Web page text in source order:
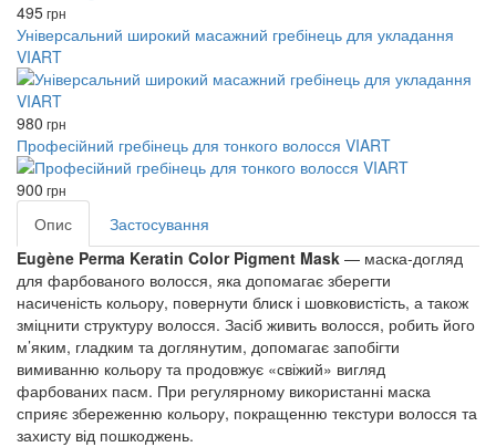
495грн
Універсальний широкий масажний гребінець для укладання
VIART
980 грн
Професійний гребінець для тонкого волосся VIART
900 грн
Опис
Застосування
Eugène Perma Keratin Color Pigment Mask — маска‑догляд
для фарбованого волосся, яка допомагає зберегти
насиченість кольору, повернути блиск і шовковистість, а також
зміцнити структуру волосся. Засіб живить волосся, робить його
м’яким, гладким та доглянутим, допомагає запобігти
вимиванню кольору та продовжує «свіжий» вигляд
фарбованих пасм. При регулярному використанні маска
сприяє збереженню кольору, покращенню текстури волосся та
захисту від пошкоджень.